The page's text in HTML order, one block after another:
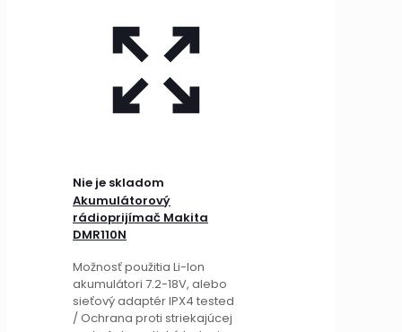
Nie je skladom
Akumulátorový
rádioprijímač Makita
DMR110N
Možnosť použitia Li-Ion
akumulátori 7.2-18V, alebo
sieťový adaptér IPX4 tested
/ Ochrana proti striekajúcej